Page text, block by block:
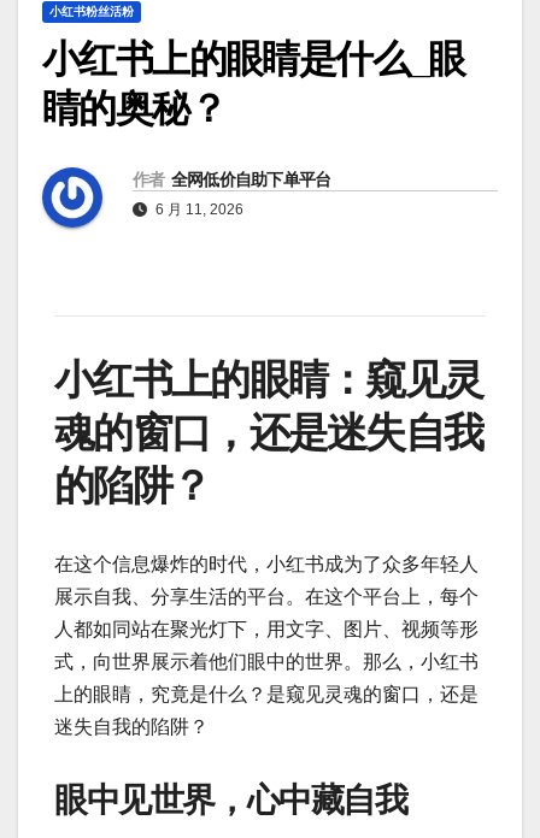
小红书粉丝活粉
小红书上的眼睛是什么_眼
睛的奥秘？
作者 全网低价自助下单平台
6 月 11, 2026
小红书上的眼睛：窥见灵
魂的窗口，还是迷失自我
的陷阱？
在这个信息爆炸的时代，小红书成为了众多年轻人
展示自我、分享生活的平台。在这个平台上，每个
人都如同站在聚光灯下，用文字、图片、视频等形
式，向世界展示着他们眼中的世界。那么，小红书
上的眼睛，究竟是什么？是窥见灵魂的窗口，还是
迷失自我的陷阱？
眼中见世界，心中藏自我